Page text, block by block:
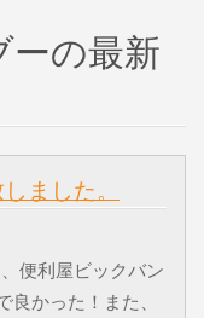
の最新
ました。
便利屋ビックバン
かった！また、